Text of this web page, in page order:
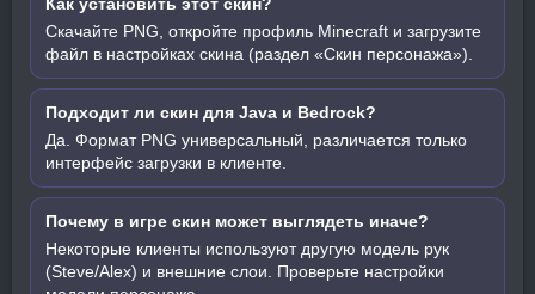
Скачайте PNG, откройте профиль Minecraft и загрузите
файл в настройках скина (раздел «Скин персонажа»).
Подходит ли скин для Java и Bedrock?
Да. Формат PNG универсальный, различается только
интерфейс загрузки в клиенте.
Почему в игре скин может выглядеть иначе?
Некоторые клиенты используют другую модель рук
(Steve/Alex) и внешние слои. Проверьте настройки